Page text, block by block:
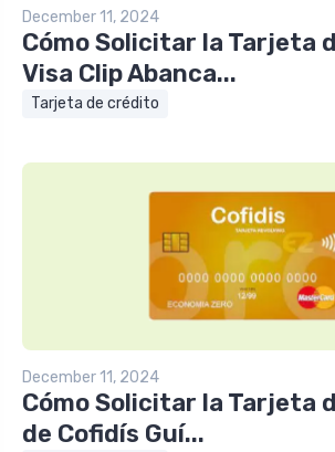
December 11, 2024
Cómo Solicitar la Tarjeta
Visa Clip Abanca...
Tarjeta de crédito
December 11, 2024
Cómo Solicitar la Tarjeta
de Cofidís Guí...